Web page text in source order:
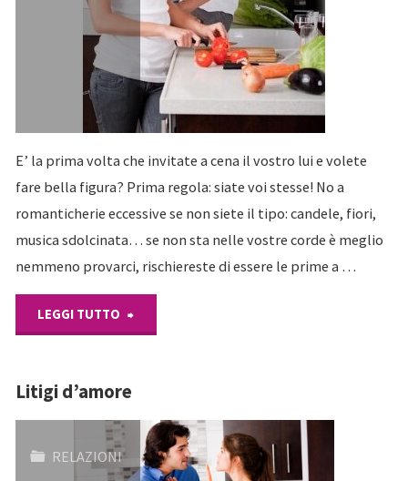
E’ la prima volta che invitate a cena il vostro lui e volete
fare bella figura? Prima regola: siate voi stesse! No a
romanticherie eccessive se non siete il tipo: candele, fiori,
musica sdolcinata… se non sta nelle vostre corde è meglio
nemmeno provarci, rischiereste di essere le prime a …
LEGGI TUTTO "Vieni
da
Litigi d’amore
RELAZIONI